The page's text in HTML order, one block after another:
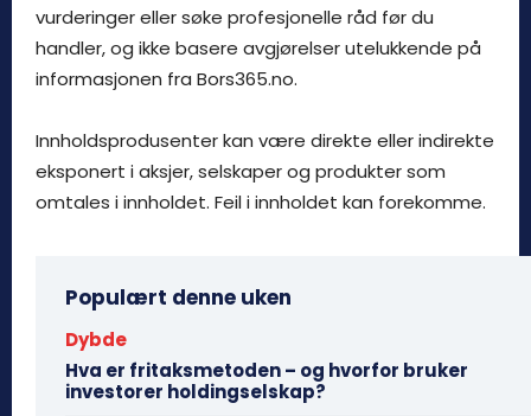
vurderinger eller søke profesjonelle råd før du
handler, og ikke basere avgjørelser utelukkende på
informasjonen fra Bors365.no.
Innholdsprodusenter kan være direkte eller indirekte
eksponert i aksjer, selskaper og produkter som
omtales i innholdet. Feil i innholdet kan forekomme.
Populært denne uken
Dybde
Hva er fritaksmetoden – og hvorfor bruker
investorer holdingselskap?